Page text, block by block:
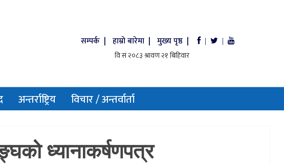
सम्पर्क | हाम्रो बारेमा | मुख्य पृष्ठ | | |
अन्तर्राष्ट्रिय विचार / अन्तर्वार्ता
ध्यानाकर्षणपत्र